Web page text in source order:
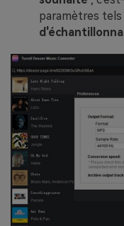
paramètres tels